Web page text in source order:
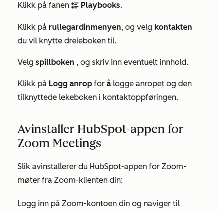
Klikk på fanen bulletList Playbooks.
Klikk på rullegardinmenyen, og velg kontakten
du vil knytte dreieboken til.
Velg spillboken , og skriv inn eventuelt innhold.
Klikk på Logg anrop for å logge anropet og den
tilknyttede lekeboken i kontaktoppføringen.
Avinstaller HubSpot-appen for
Zoom Meetings
Slik avinstallerer du HubSpot-appen for Zoom-
møter fra Zoom-klienten din:
Logg inn på Zoom-kontoen din og naviger til